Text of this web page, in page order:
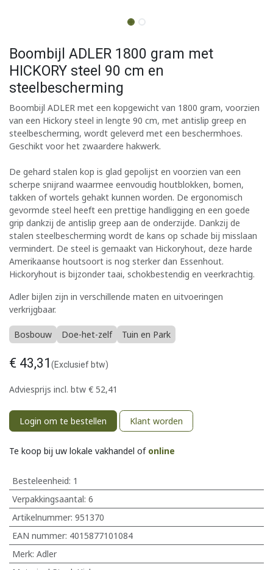
Boombijl ADLER 1800 gram met
HICKORY steel 90 cm en
steelbescherming
Boombijl ADLER met een kopgewicht van 1800 gram, voorzien
van een Hickory steel in lengte 90 cm, met antislip greep en
steelbescherming, wordt geleverd met een beschermhoes.
Geschikt voor het zwaardere hakwerk.
De gehard stalen kop is glad gepolijst en voorzien van een
scherpe snijrand waarmee eenvoudig houtblokken, bomen,
takken of wortels gehakt kunnen worden. De ergonomisch
gevormde steel heeft een prettige handligging en een goede
grip dankzij de antislip greep aan de onderzijde. Dankzij de
stalen steelbescherming wordt de kans op schade bij misslaan
vermindert. De steel is gemaakt van Hickoryhout, deze harde
Amerikaanse houtsoort is nog sterker dan Essenhout.
Hickoryhout is bijzonder taai, schokbestendig en veerkrachtig.
Adler bijlen zijn in verschillende maten en uitvoeringen
verkrijgbaar.
Bosbouw Doe-het-zelf Tuin en Park
€ 43,31 (Exclusief btw)
Adviesprijs incl. btw € 52,41
Login om te bestellen Klant worden
Te koop bij uw lokale vakhandel of online
Besteleenheid: 1
Verpakkingsaantal: 6
Artikelnummer: 951370
EAN nummer: 4015877101084
Merk: Adler